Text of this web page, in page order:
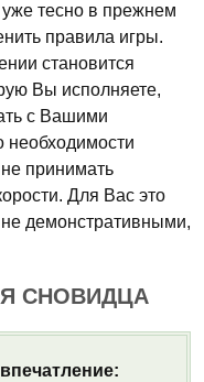
уже тесно в прежнем
правила игры.
становится
Вы исполняете,
с Вашими
необходимости
принимать
Для Вас это
демонстративными,
СНОВИДЦА